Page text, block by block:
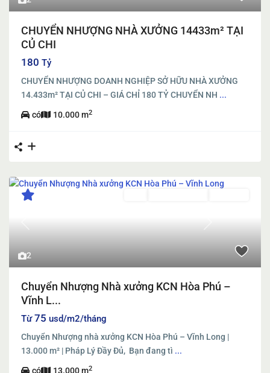
CHUYỂN NHƯỢNG NHÀ XƯỞNG 14433m² TẠI
CỦ CHI
180 Tỷ
CHUYỂN NHƯỢNG DOANH NGHIỆP SỞ HỮU NHÀ XƯỞNG
14.433m² TẠI CỦ CHI – GIÁ CHỈ 180 TỶ CHUYỂN NH ...
có 10.000 m2
2
Previous Next
Chuyển Nhượng Nhà xưởng KCN Hòa Phú –
Vĩnh L...
Từ75 usd/m2/tháng
Chuyển Nhượng nhà xưởng KCN Hòa Phú – Vĩnh Long |
13.000 m² | Pháp Lý Đầy Đủ, Bạn đang tì ...
có 13.000 m2